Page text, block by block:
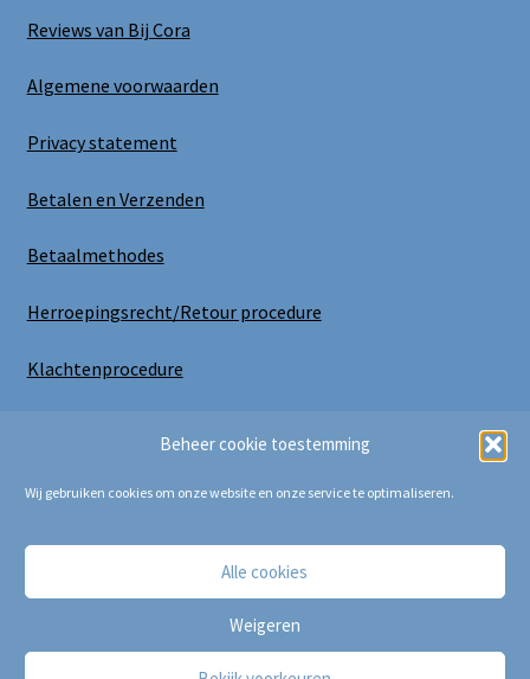
Beheer cookie toestemming
Wij gebruiken cookies om onze website en onze service te optimaliseren.
Alle cookies
Weigeren
Reviews van Bij Cora
Algemene voorwaarden
Privacy statement
Betalen en Verzenden
Betaalmethodes
Herroepingsrecht/Retour procedure
Klachtenprocedure
Copyright Bij Cora 2025